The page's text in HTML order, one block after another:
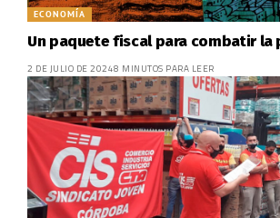
ECONOMÍA
Un paquete fiscal para combatir la
2 DE JULIO DE 20248 MINUTOS PARA LEER